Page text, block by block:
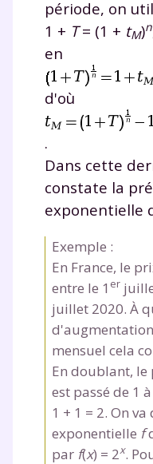
période, on
1 + T= (1 + tM)n
en
d'où
.
Dans cette
constate la
exponentielle
Exemple :
En France, le
entre le 1 er
juillet 2020. À
mensuel cela
En doublant,
est passé de 1
1 + 1 = 2. On
exponentielle f
par f(x) = 2x.